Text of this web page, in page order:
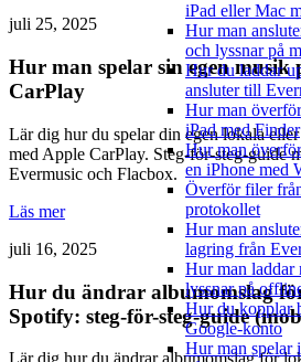
iPad eller Mac
Hur man
och lyssnar på
Hur du laddar
ansluter till
Hur man
iPad med Finder
Hur man
en iPhone med
Överför filer
protokollet
Hur man
lagring från
Hur man laddar
lyssnar på
Hur du kopplar
Google-konto
Hur man spelar
juli 25, 2025
Hur man spelar sin egen musik
CarPlay
Lär dig hur du spelar din egen lokala
med Apple CarPlay. Steg-för-steg-guide
Evermusic och Flacbox.
Läs mer
juli 16, 2025
Hur du ändrar albumomslag
Spotify: steg-för-steg-guide